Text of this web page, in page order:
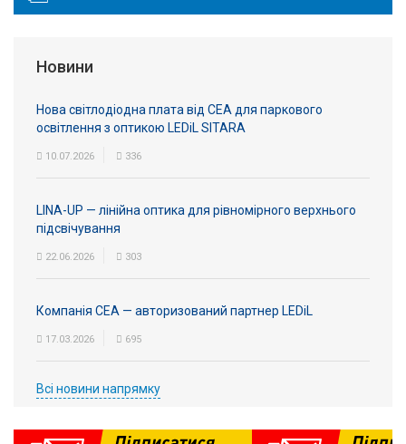
Новини
Нова світлодіодна плата від СЕА для паркового
освітлення з оптикою LEDiL SITARA
10.07.2026 336
LINA-UP — лінійна оптика для рівномірного верхнього
підсвічування
22.06.2026 303
Компанія СЕА — авторизований партнер LEDiL
17.03.2026 695
Всі новини напрямку